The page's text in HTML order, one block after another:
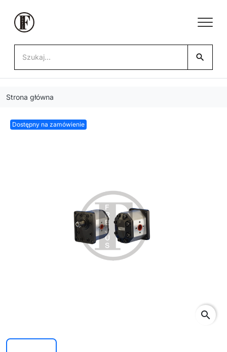
search
Strona główna
Dostępny na zamówienie
search